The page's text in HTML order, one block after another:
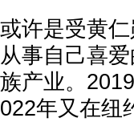
或许是受黄
从事自己喜
族产业。
022年又在纽